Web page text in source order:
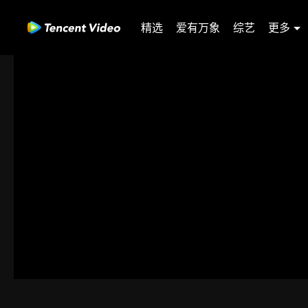
精选 爱有万象 综艺 更多